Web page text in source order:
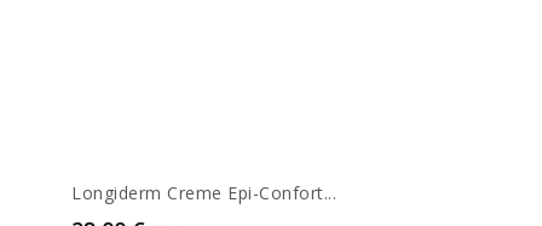
Longiderm Creme Epi-Confort...